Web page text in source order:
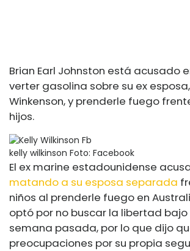
Brian Earl Johnston está acusado
verter gasolina sobre su ex
Winkenson, y prenderle fuego
hijos.
kelly wilkinson Foto: Facebook
El ex marine estadounidense
matando a su esposa separada
niños al prenderle fuego en
optó por no buscar la libertad
semana pasada, por lo que dijo
preocupaciones por su propia